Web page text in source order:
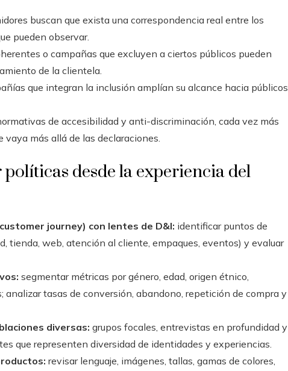
buscan que exista una correspondencia real entre los
pueden observar.
o campañas que excluyen a ciertos públicos pueden
de la clientela.
que integran la inclusión amplían su alcance hacia públicos
de accesibilidad y anti-discriminación, cada vez más
más allá de las declaraciones.
desde la experiencia del
journey) con lentes de D&I: identificar puntos de
tienda, web, atención al cliente, empaques, eventos) y evaluar
segmentar métricas por género, edad, origen étnico,
analizar tasas de conversión, abandono, repetición de compra y
diversas: grupos focales, entrevistas en profundidad y
que representen diversidad de identidades y experiencias.
revisar lenguaje, imágenes, tallas, gamas de colores,